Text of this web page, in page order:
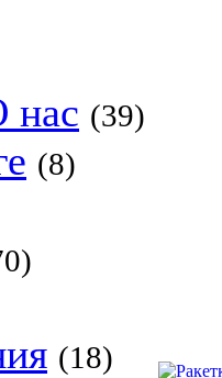
нас (39)
(8)
(18)